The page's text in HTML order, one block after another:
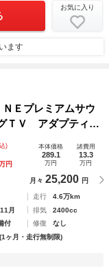
お気に入り
ます
Ｅプレミアムサウ
ＴＶ アダプティブ
モニター シート
ート １オーナー
)
円
本体価格
289.1
万円
諸費用
13.3
万円
月々 25,200 円
走行
4.6万km
月 排気
2400cc
付 修復
なし
ヶ月・走行無制限)